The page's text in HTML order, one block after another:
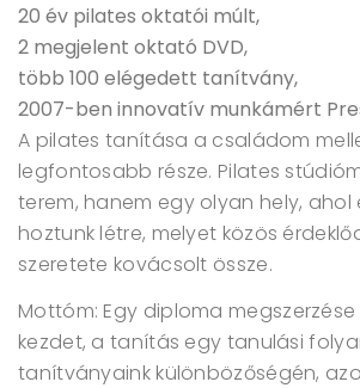
20 év pilates oktatói múlt,
2 megjelent oktató DVD,
több 100 elégedett tanítvány,
2007-ben innovatív munkámért
A pilates tanítása a családom
legfontosabb része. Pilates
terem, hanem egy olyan hely, ahol
hoztunk létre, melyet közös
szeretete kovácsolt össze.
Mottóm: Egy diploma
kezdet, a tanítás egy tanulási
tanítványaink különbözőségén,